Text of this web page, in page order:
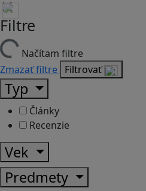
Filtre
Načítam filtre
Zmazať filtre Filtrovať
Typ
Články
Recenzie
Vek
Predmety